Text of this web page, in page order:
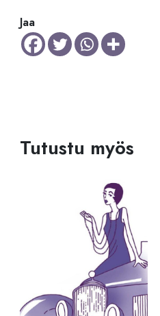
Jaa
Tutustu myös